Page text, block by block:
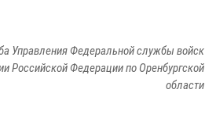
Управления Федеральной службы войск
Российской Федерации по Оренбургской
области